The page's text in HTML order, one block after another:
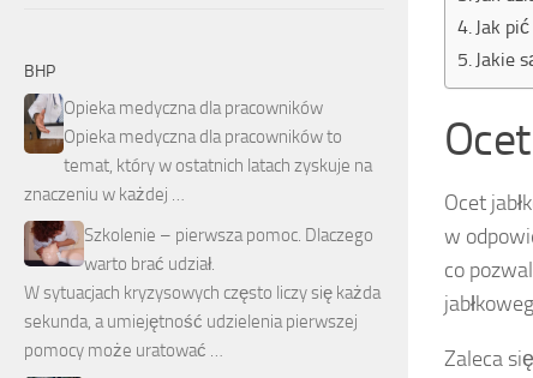
Jak
Jakie
Ocet
w
co
Zaleca
BHP
Opieka medyczna dla pracowników
Opieka medyczna dla pracowników to
temat, który w ostatnich latach zyskuje na
znaczeniu w każdej …
Szkolenie – pierwsza pomoc. Dlaczego
warto brać udział.
W sytuacjach kryzysowych często liczy się każda
sekunda, a umiejętność udzielenia pierwszej
pomocy może uratować …